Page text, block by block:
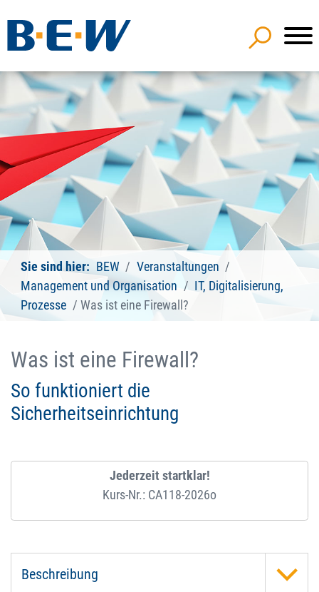
Sie sind hier: BEW
Veranstaltungen
Management und Organisation
IT, Digitalisierung,
Prozesse
Was ist eine Firewall?
Was ist eine Firewall?
So funktioniert die
Sicherheitseinrichtung
Jederzeit startklar!
Kurs-Nr.: CA118-2026o
Beschreibung